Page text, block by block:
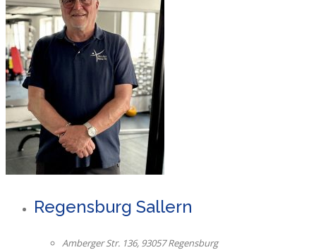
Regensburg Sallern
Amberger Str. 136, 93057 Regensburg